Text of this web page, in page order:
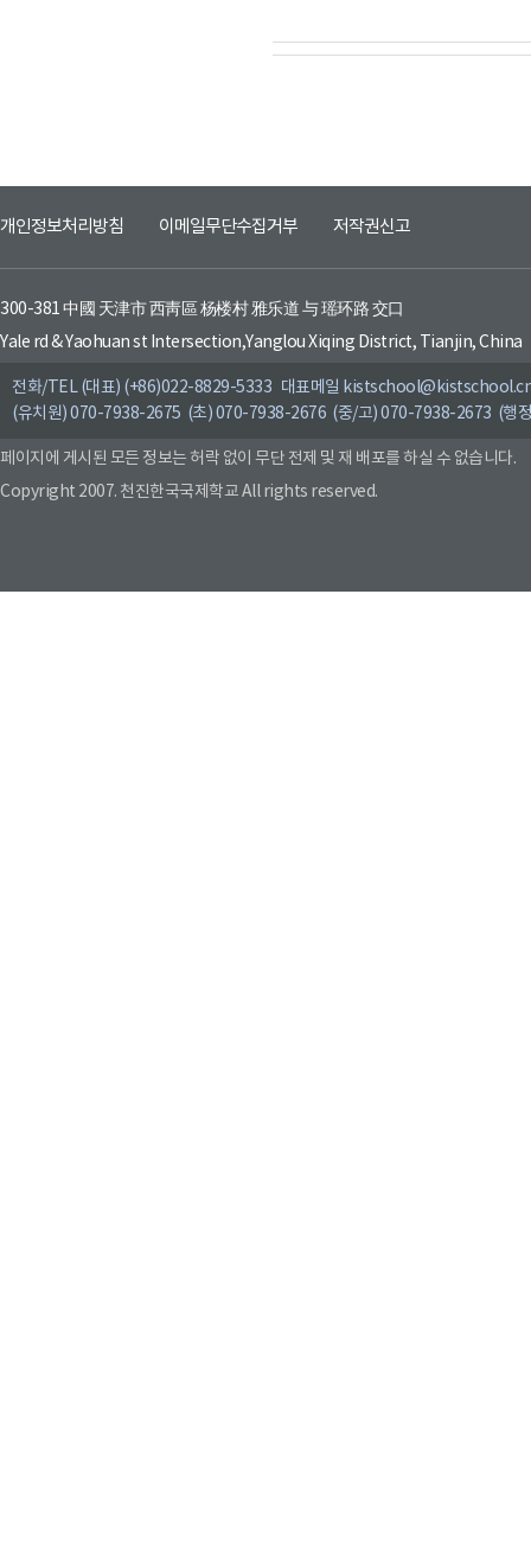
개인정보처리방침 이메일무단수집거부 저작권신고
300-381 中國 天津市 西靑區 杨楼村 雅乐道 与 瑶环路 交口
Yale rd & Yaohuan st Intersection,Yanglou Xiqing District, Tianjin, China
전화/TEL (대표) (+86)022-8829-5333 대표메일
(유치원) 070-7938-2675 (초) 070-7938-2676 (중/고) 070-7938-2673 (행
페이지에 게시된 모든 정보는 허락 없이 무단 전제 및 재 배포를 하실 수 없습니다.
Copyright 2007. 천진한국국제학교 All rights reserved.